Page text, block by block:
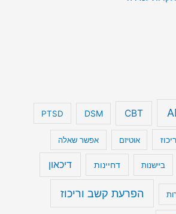
CBT
DSM
PTSD
אוטיזם אפשר שאלה
ביישנות דחיינות דיכאון
הפרעת קשב וריכוז